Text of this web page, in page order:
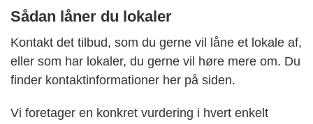
Sådan låner du lokaler
Kontakt det tilbud, som du gerne vil låne et lokale af,
eller som har lokaler, du gerne vil høre mere om. Du
finder kontaktinformationer her på siden.
Vi foretager en konkret vurdering i hvert enkelt